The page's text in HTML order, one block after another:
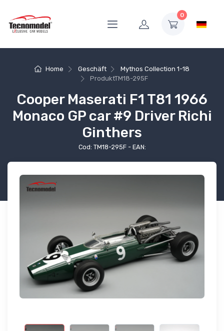
0
Home Geschäft
Mythos Collection 1-18
ProduktTM18-295F
Cooper Maserati F1 T81 1966
Monaco GP car #9 Driver Richi
Ginthers
Cod: TM18-295F - EAN: